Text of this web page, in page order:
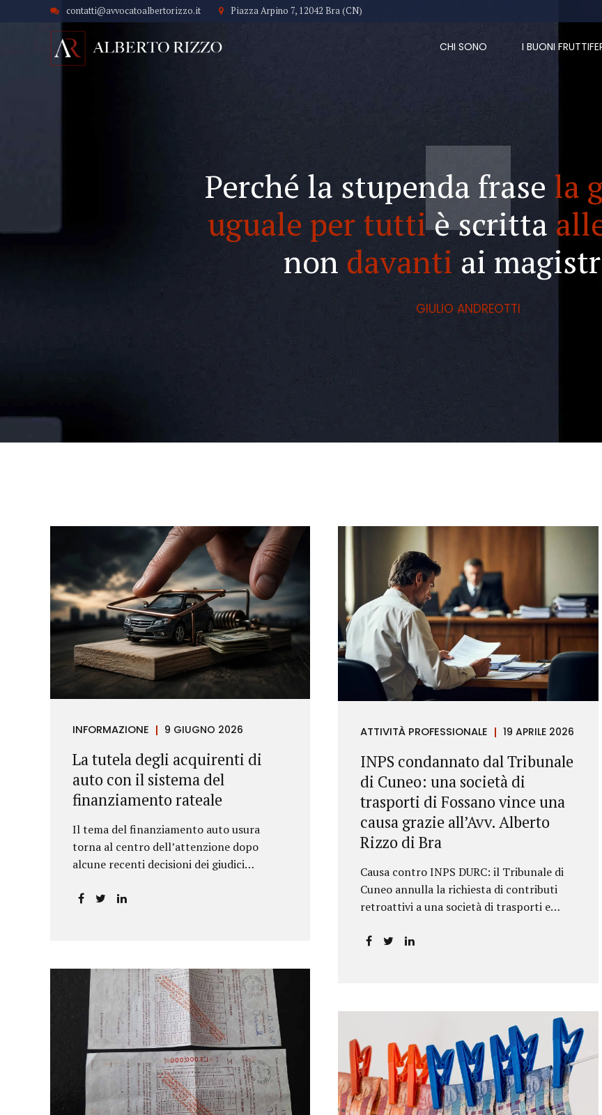
contatti@avvocatoalbertorizzo.it Piazza Arpino 7, 12042 Bra (CN)
CHI SONO I BUONI
Perché la stupenda frase la
uguale per tuttiè scritta
non davanti ai
GIULIO ANDREOTTI
INFORMAZIONE 9 GIUGNO 2026
La tutela degli acquirenti di
auto con il sistema del
finanziamento rateale
Il tema del finanziamento auto usura
torna al centro dell’attenzione dopo
alcune recenti decisioni dei giudici
anche i costi assicurativi collegati al
consumatori.
ATTIVITÀ PROFESSIONALE 19 APRILE 2026
INPS condannato dal Tribunale
di Cuneo: una società di
trasporti di Fossano vince una
causa grazie all’Avv. Alberto
Rizzo di Bra
Causa contro INPS DURC: il Tribunale di
Cuneo annulla la richiesta di contributi
retroattivi a una società di trasporti e
chiarendo i limiti delle pretese